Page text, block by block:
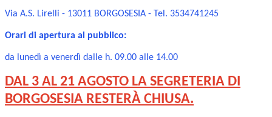
Via A.S. Lirelli - 13011 BORGOSESIA - Tel. 3534741245
Orari di apertura al pubblico:
da lunedì a venerdì dalle h. 09.00 alle 14.00
DAL 3 AL 21 AGOSTO LA SEGRETERIA DI
BORGOSESIA RESTERÀ CHIUSA.